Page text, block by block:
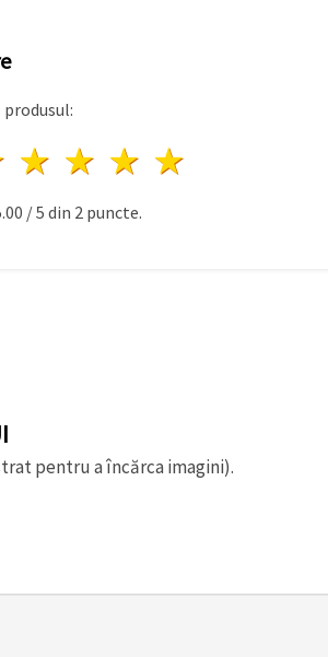
produsul:
4 stele
3 stele
2 stele
1 stea
/5 din 2 puncte.
pentru a încărca imagini).